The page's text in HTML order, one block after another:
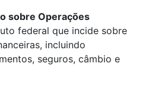
sobre Operações
federal que incide sobre
incluindo
seguros, câmbio e